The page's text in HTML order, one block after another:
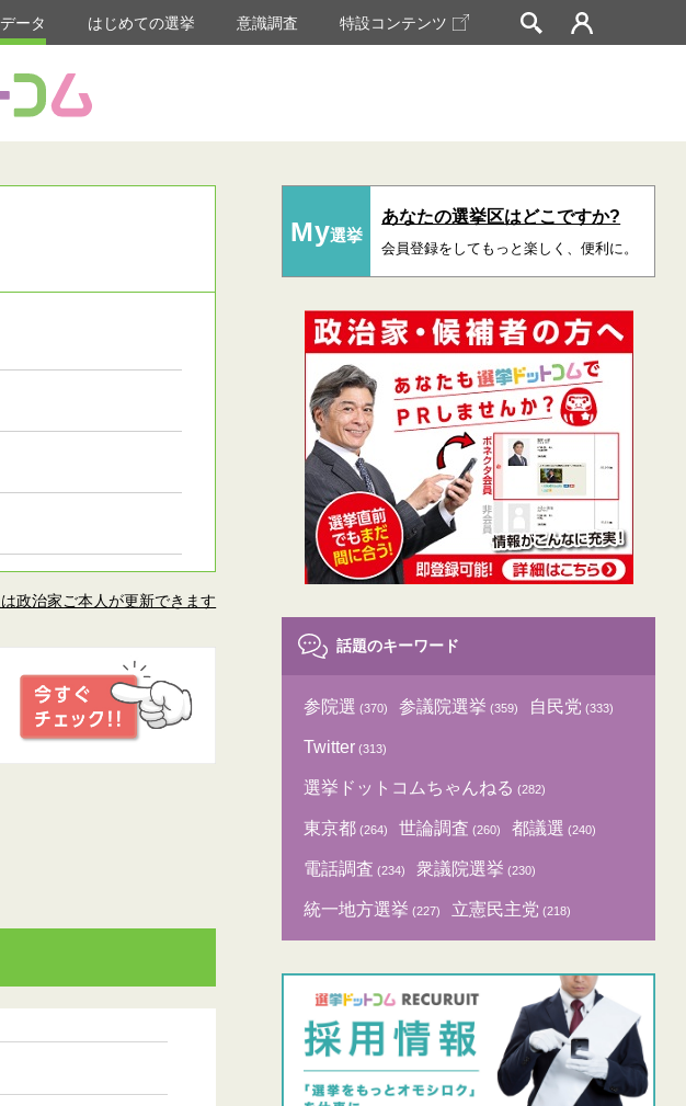
ータ はじめての選挙 意識調査 特設コンテンツ
政治家ご本人が更新できます
My選挙
あなたの選挙区はどこですか?
会員登録をしてもっと楽しく、便利に。
話題のキーワード
参院選 (370) 参議院選挙 (359) 自民党 (333)
Twitter (313)
選挙ドットコムちゃんねる (282)
東京都 (264) 世論調査 (260) 都議選 (240)
電話調査 (234) 衆議院選挙 (230)
統一地方選挙 (227) 立憲民主党 (218)